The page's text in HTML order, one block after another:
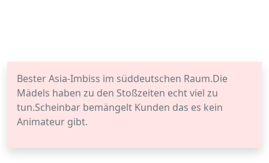
Bester Asia-Imbiss im süddeutschen Raum.Die
Mädels haben zu den Stoßzeiten echt viel zu
tun.Scheinbar bemängelt Kunden das es kein
Animateur gibt.